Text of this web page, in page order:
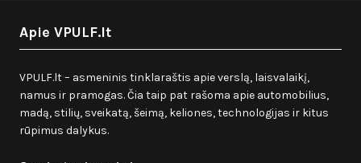
Apie VPULF.lt
VPULF.lt – asmeninis tinklaraštis apie verslą, laisvalaikį,
namus ir pramogas. Čia taip pat rašoma apie automobilius,
madą, stilių, sveikatą, šeimą, keliones, technologijas ir kitus
rūpimus dalykus.